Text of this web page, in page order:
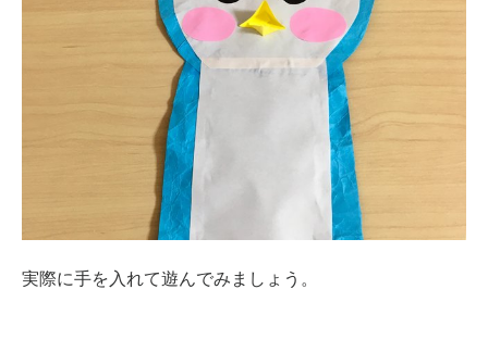
実際に手を入れて遊んでみましょう。